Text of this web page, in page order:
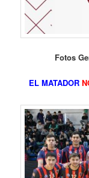
Fotos
EL MATADOR